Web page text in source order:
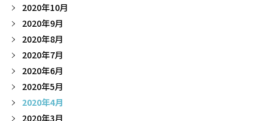
2020年10月
2020年9月
2020年8月
2020年7月
2020年6月
2020年5月
2020年4月
2020年3月